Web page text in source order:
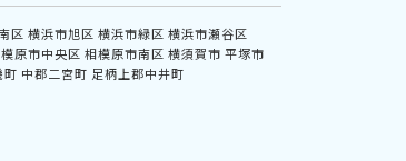
区 横浜市旭区 横浜市緑区 横浜市瀬谷区
原市中央区 相模原市南区 横須賀市 平塚市
町 中郡二宮町 足柄上郡中井町